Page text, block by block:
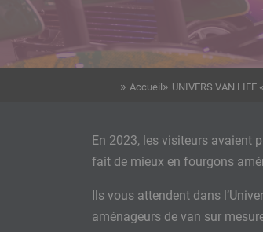
Accueil UNIVERS VAN LIFE
Modules
éditoriaux
Ckeditor
En 2023, les visiteurs avaient
fait de mieux en fourgons
Ckeditor
Ils vous attendent dans
aménageurs de van sur